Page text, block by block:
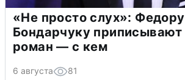
«Не просто слух»: Федору
Бондарчуку
роман — с кем
6 августа 81